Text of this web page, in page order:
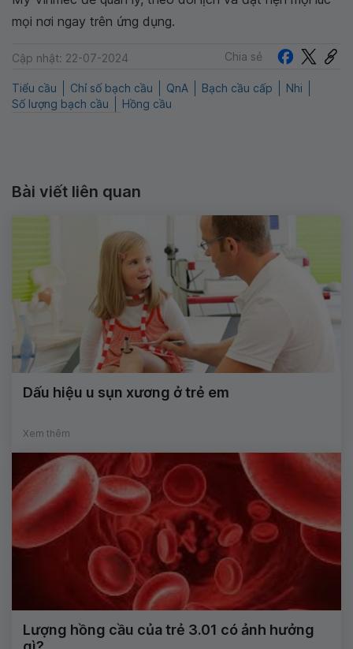
mọi nơi ngay trên ứng dụng.
Cập nhật: 22-07-2024 Chia sẻ
Tiểu cầu Chỉ số bạch cầu QnA Bạch cầu cấp
Nhi
Số lượng bạch cầu
Hồng cầu
Bài viết liên quan
Dấu hiệu u sụn xương ở trẻ em
Xem thêm
Lượng hồng cầu của trẻ 3.01 có ảnh hưởng